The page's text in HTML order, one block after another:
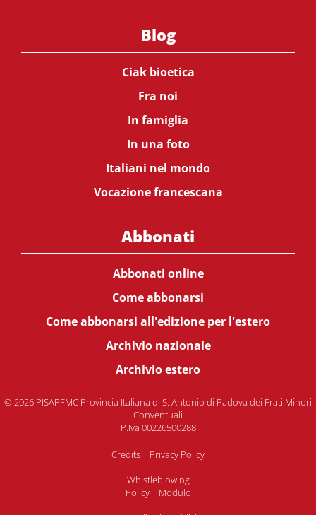
Blog
Ciak bioetica
Fra noi
In famiglia
In una foto
Italiani nel mondo
Vocazione francescana
Abbonati
Abbonati online
Come abbonarsi
Come abbonarsi all'edizione per l'estero
Archivio nazionale
Archivio estero
© 2026 PISAPFMC Provincia Italiana di S. Antonio di Padova dei Frati Minori
Conventuali
P.Iva 00226500288
Credits | Privacy Policy
Whistleblowing
Policy| Modulo